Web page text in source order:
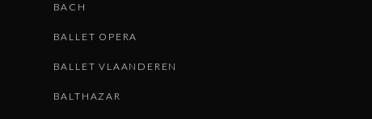
BACH
BALLET OPERA
BALLET VLAANDEREN
BALTHAZAR